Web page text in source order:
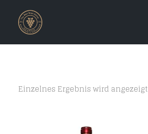
Einzelnes Ergebnis wird angezeigt